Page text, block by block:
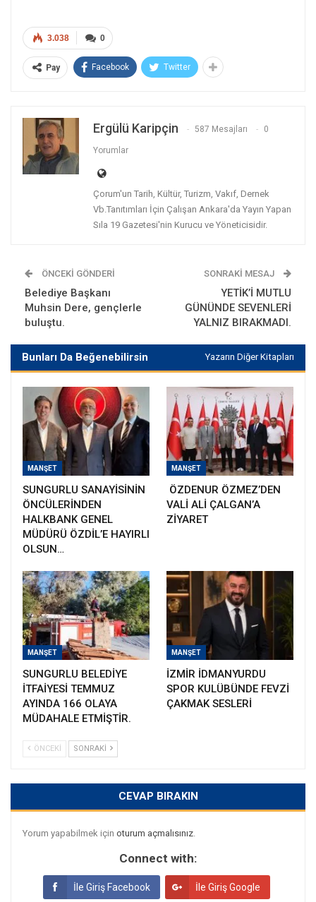
0
3.038
Pay Facebook Twitter
Ergülü Karipçin 587 Mesajları 0
Yorumlar
Çorum'un Tarih, Kültür, Turizm, Vakıf, Dernek
Vb.Tanıtımları İçin Çalışan Ankara'da Yayın Yapan
Sıla 19 Gazetesi'nin Kurucu ve Yöneticisidir.
ÖNCEKI GÖNDERI
Belediye Başkanı
Muhsin Dere, gençlerle
buluştu.
SONRAKI MESAJ
YETİK’İ MUTLU
GÜNÜNDE SEVENLERİ
YALNIZ BIRAKMADI.
Bunları Da Beğenebilirsin Yazarın Diğer Kitapları
MANŞET
SUNGURLU SANAYİSİNİN
ÖNCÜLERİNDEN
HALKBANK GENEL
MÜDÜRÜ ÖZDİL’E HAYIRLI
OLSUN…
MANŞET
ÖZDENUR ÖZMEZ’DEN
VALİ ALİ ÇALGAN’A
ZİYARET
MANŞET
SUNGURLU BELEDİYE
İTFAİYESİ TEMMUZ
AYINDA 166 OLAYA
MÜDAHALE ETMİŞTİR.
MANŞET
İZMİR İDMANYURDU
SPOR KULÜBÜNDE FEVZİ
ÇAKMAK SESLERİ
ÖNCEKI SONRAKI
CEVAP BIRAKIN
Yorum yapabilmek için oturum açmalısınız
Connect with:
İle Giriş Facebook İle Giriş Google